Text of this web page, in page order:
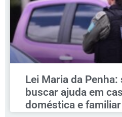
Lei Maria da Penha:
buscar ajuda em
doméstica e